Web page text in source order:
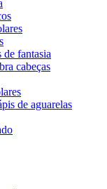
fantasia
cabeças
de aguarelas